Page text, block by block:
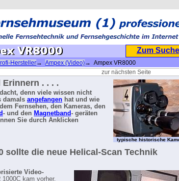
Zum
Hersteller→ Ampex (Video)→ Ampex VR8000
zur nächsten Seite
typische historische
. . . .
denn viele wissen nicht
damals angefangen hat und wie
Fernsehen, den Kameras, den
- und den Magnetband- geräten
Sie durch Anklicken
sollte die neue Helical-Scan Technik
Video-
1000C kam vorher,